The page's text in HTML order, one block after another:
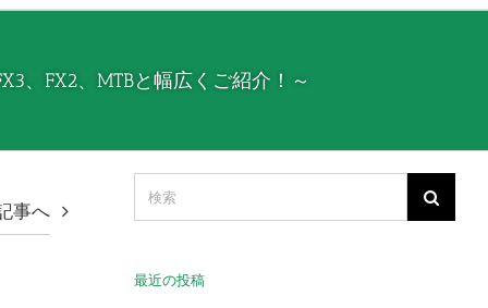
、FX2、MTBと幅広くご紹介！～
事へ
最近の投稿